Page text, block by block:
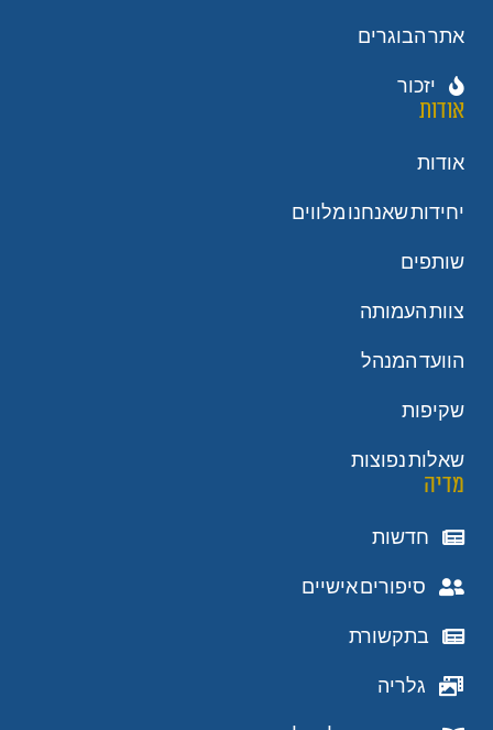
אתר הבוגרים
יזכור
אודות
אודות
יחידות שאנחנו מלווים
שותפים
צוות העמותה
הוועד המנהל
שקיפות
שאלות נפוצות
מדיה
חדשות
סיפורים אישיים
בתקשורת
גלריה